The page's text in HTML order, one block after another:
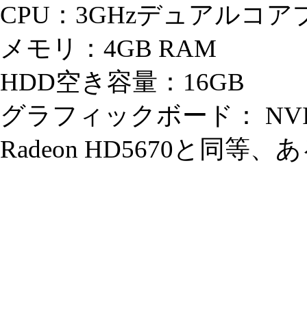
CPU：3GHzデュアルコア
メモリ：4GB RAM
HDD空き容量：16GB
グラフィックボード：
Radeon HD5670と同等、